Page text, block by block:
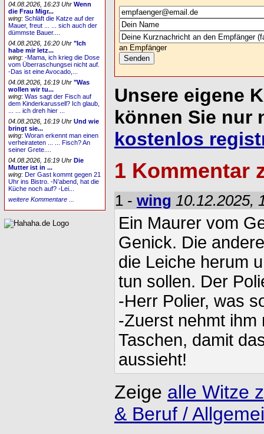
an Empfänger
Unsere eigene
können Sie nur
kostenlos
1 Kommentar
1 - wing 10.12.2025,
Ein Maurer vom
Genick. Die
die Leiche herum
tun sollen. Der
-Herr Polier, was
-Zuerst nehmt ihm
Taschen, damit
aussieht!
Zeige alle Witze
& Beruf /
04.08.2026, 16:23 Uhr Wenn
die Frau Migr...
wing:Schläft die Katze auf der
Mauer, freut ... ... sich auch der
dümmste Bauer....
04.08.2026, 16:20 Uhr "Ich
habe mir letz...
wing:-Mama, ich krieg die Dose
vom Überraschungsei nicht auf.
-Das ist eine Avocado,...
04.08.2026, 16:19 Uhr "Was
wollen wir tu...
wing:Was sagt der Fisch auf
dem Kinderkarussell? Ich glaub,
... ... ich dreh hier ...
04.08.2026, 16:19 Uhr Und wie
bringt sie...
wing:Woran erkennt man einen
verheirateten ... ... Fisch? An
seiner Grete....
04.08.2026, 16:19 Uhr Die
Mutter ist in ...
wing:Der Gast kommt gegen 21
Uhr ins Bistro. -N’abend, hat die
Küche noch auf? -Lei...
weitere Kommentare ...